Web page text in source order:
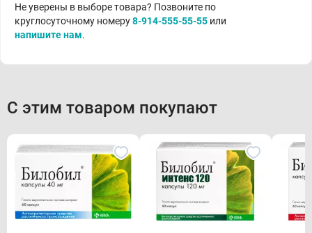
Не уверены в выборе товара? Позвоните по
круглосуточному номеру8-914-555-55-55 или
напишите нам.
С этим товаром покупают